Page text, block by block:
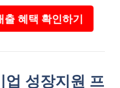
혜택 확인하기
업 성장지원 프